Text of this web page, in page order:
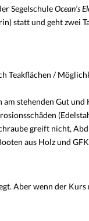
SegelschuleOcean’s
statt und geht zwei
Teakflächen /
stehenden Gut
greift nicht,
aus Holz und GFK
Aber wenn der